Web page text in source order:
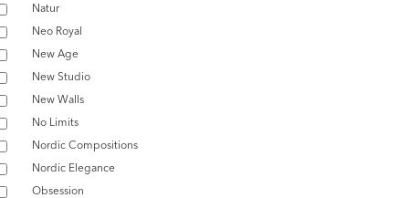
Natur
Neo Royal
New Age
New Studio
New Walls
No Limits
Nordic Compositions
Nordic Elegance
Obsession